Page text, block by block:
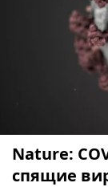
Nature:
спящие